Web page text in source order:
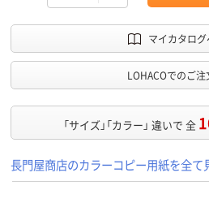
マイカタロ
LOHACOでのご注
「サイズ」「カラー」 違いで 全
長門屋商店のカラーコピー用紙を全て